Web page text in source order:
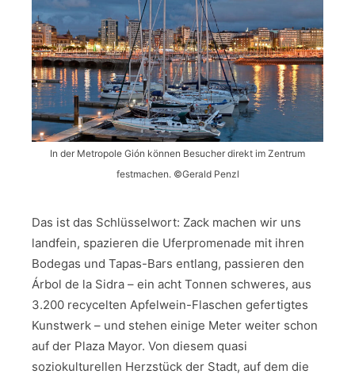
In der Metropole Gión können Besucher direkt im Zentrum
festmachen. ©Gerald Penzl
Das ist das Schlüsselwort: Zack machen wir uns
landfein, spazieren die Uferpromenade mit ihren
Bodegas und Tapas-Bars entlang, passieren den
Árbol de la Sidra – ein acht Tonnen schweres, aus
3.200 recycelten Apfelwein-Flaschen gefertigtes
Kunstwerk – und stehen einige Meter weiter schon
auf der Plaza Mayor. Von diesem quasi
soziokulturellen Herzstück der Stadt, auf dem die